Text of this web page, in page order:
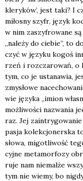
kle­ry­ków’, jest taki? I
miło­sny szyfr, język
w nim zaszy­fro­wa­ne
„nale­ży do cie­bie”, to
czyć w języ­ku kogoś
rzeń i roz­cza­ro­wań, o
tym, co je usta­na­wia,
zmy­sło­we
wie języ­ka „imion
moż­li­wo­ści nazwa­nia
raz. Jej
pasja kolek­cjo­ner­ska
sło­wa, migo­tli­wość
cyj­ne meta­mor­fo­zy
ru­je nam nie­mal­że
tym nie wie­my, bo